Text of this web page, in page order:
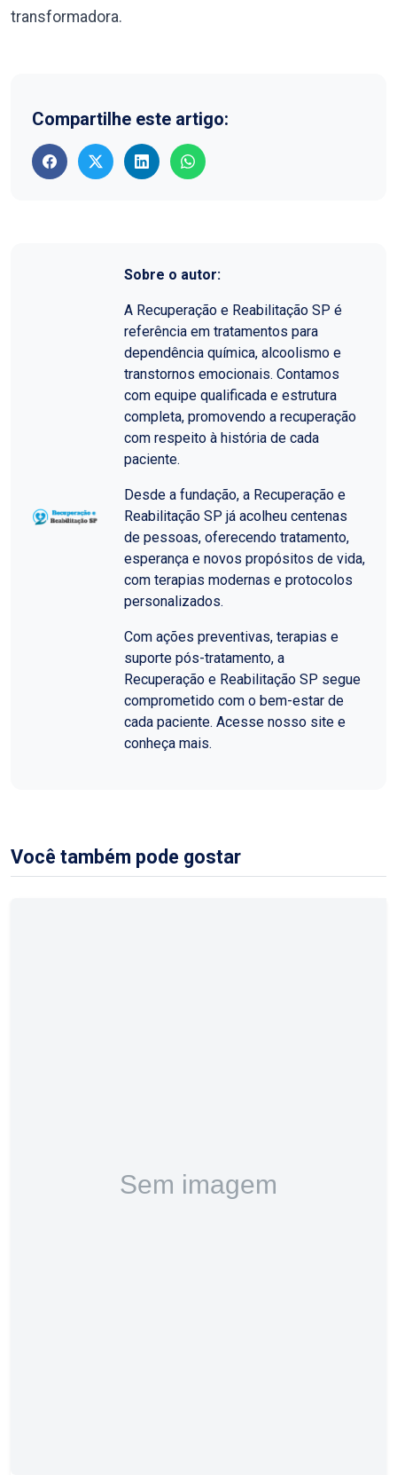
transformadora.
Compartilhe este artigo:
Sobre o autor:
A Recuperação e Reabilitação SP é
referência em tratamentos para
dependência química, alcoolismo e
transtornos emocionais. Contamos
com equipe qualificada e estrutura
completa, promovendo a recuperação
com respeito à história de cada
paciente.
Desde a fundação, a Recuperação e
Reabilitação SP já acolheu centenas
de pessoas, oferecendo tratamento,
esperança e novos propósitos de vida,
com terapias modernas e protocolos
personalizados.
Com ações preventivas, terapias e
suporte pós-tratamento, a
Recuperação e Reabilitação SP segue
comprometido com o bem-estar de
cada paciente. Acesse nosso site e
conheça mais.
Você também pode gostar